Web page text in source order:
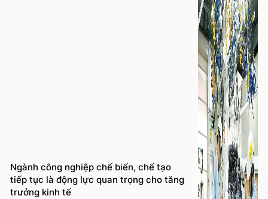
Ngành công nghiệp chế biến, chế tạo
tiếp tục là động lực quan trọng cho tăng
trưởng kinh tế